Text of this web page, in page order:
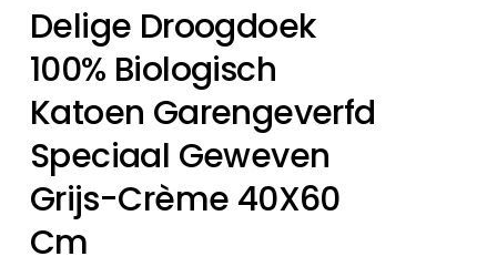
Delige Droogdoek
100% Biologisch
Katoen Garengeverfd
Speciaal Geweven
Grijs-Crème 40X60
Cm